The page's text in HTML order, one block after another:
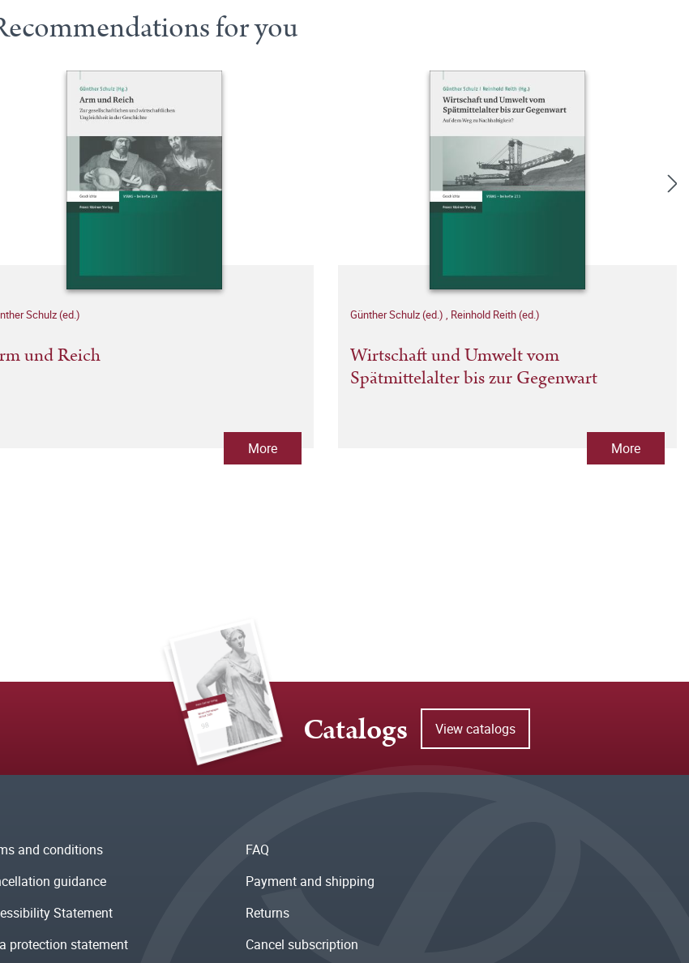
for you
Schulz (ed.)
und Reich
More
Günther Schulz (ed.) , Reinhold Reith (ed.)
Wirtschaft und Umwelt vom
Spätmittelalter bis zur Gegenwart
More
Catalogs View catalogs
and conditions
guidance
Statement
protection statement
FAQ
Payment and shipping
Returns
Cancel subscription